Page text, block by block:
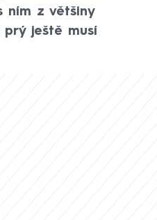
ním z většiny
prý ještě musí